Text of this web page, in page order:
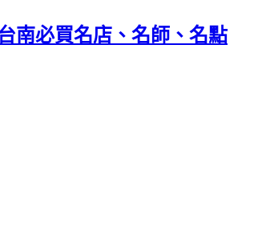
南必買名店、名師、名點